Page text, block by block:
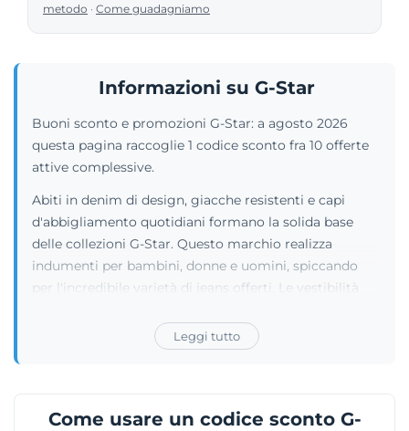
metodo · Come guadagniamo
Informazioni su G-Star
Buoni sconto e promozioni G-Star: a agosto 2026
questa pagina raccoglie 1 codice sconto fra 10 offerte
attive complessive.
Abiti in denim di design, giacche resistenti e capi
d'abbigliamento quotidiani formano la solida base
delle collezioni G-Star. Questo marchio realizza
indumenti per bambini, donne e uomini, spiccando
per l'incredibile varietà di jeans offerti. Le vestibilità
tagli tapered e straight, fino ad arrivare alle opzioni
slim e skinny. I tessuti si declinano anche su tute, polo,
ai tessuti grezzi attraverso le creazioni in raw denim,
Leggi tutto
Come usare un codice sconto G-